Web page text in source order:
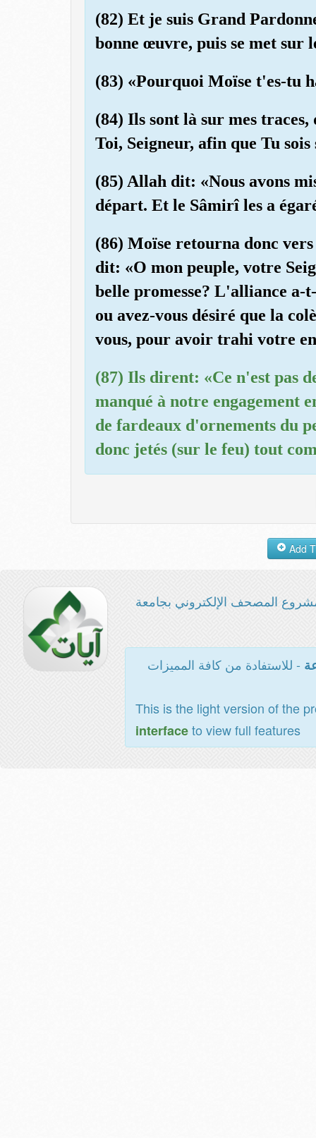
(82) Et je suis Grand
bonne œuvre, puis se met sur
(83) «Pourquoi Moïse t'es-tu
(84) Ils sont là sur mes
Toi, Seigneur, afin que Tu
(85) Allah dit: «Nous avons
départ. Et le Sâmirî les a
(86) Moïse retourna donc
dit: «O mon peuple, votre
belle promesse? L'alliance a-
ou avez-vous désiré que la
vous, pour avoir trahi votre
(87) Ils dirent: «Ce n'est pas
manqué à notre engagement
de fardeaux d'ornements du
donc jetés (sur le feu) tout
المصحف الإلكتروني بجامعة
- للاستفادة من كافة المميزات
This is the light version of the
interfaceto view full features